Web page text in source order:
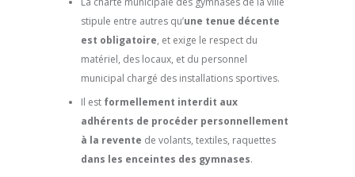
stipule entre autres qu’une tenue décente
est obligatoire, et exige le respect du
matériel, des locaux, et du personnel
municipal chargé des installations sportives.
Il est formellement interdit aux
adhérents de procéder personnellement
à la revente de volants, textiles, raquettes
dans les enceintes des gymnases.